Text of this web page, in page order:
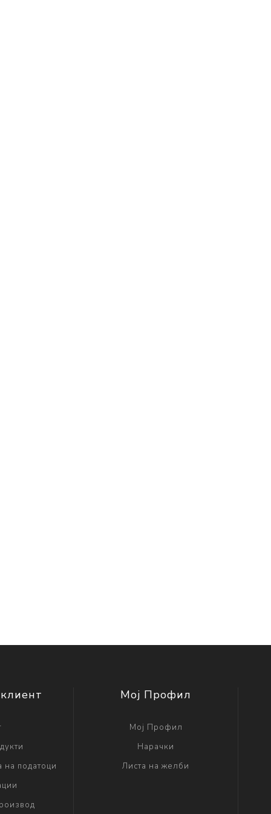
на податоци
Мој Профил
Мој Профил
Нарачки
Листа на желби